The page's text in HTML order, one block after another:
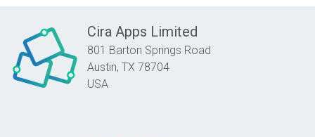
Cira Apps Limited
801 Barton Springs Road
Austin, TX 78704
USA